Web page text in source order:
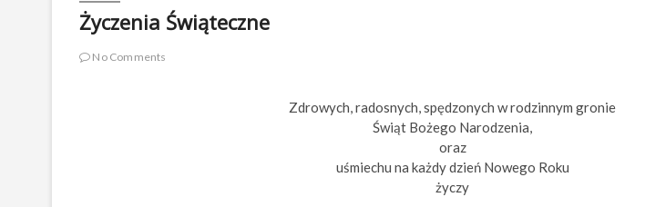
Życzenia Świąteczne
No Comments
Zdrowych, radosnych, spędzonych w rodzinnym gronie
Świąt Bożego Narodzenia,
oraz
uśmiechu na każdy dzień Nowego Roku
życzy